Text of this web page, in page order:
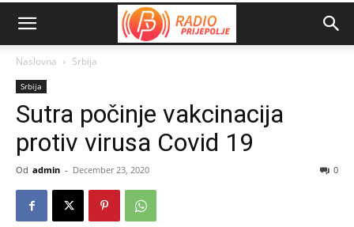
Naslovna Srbija
Srbija
Sutra počinje vakcinacija
protiv virusa Covid 19
Od admin - December 23, 2020 0